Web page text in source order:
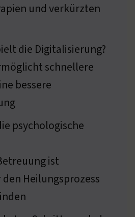
und verkürzten
die Digitalisierung?
schnellere
bessere
psychologische
ist
Heilungsprozess